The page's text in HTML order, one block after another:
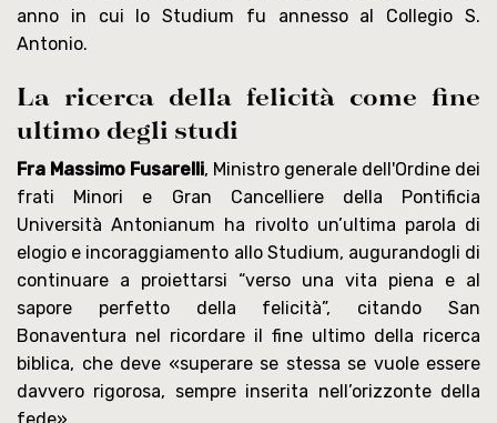
anno in cui lo Studium fu annesso al Collegio S.
Antonio.
La ricerca della felicità come fine
ultimo degli studi
Fra Massimo Fusarelli, Ministro generale dell'Ordine dei
frati Minori e Gran Cancelliere della Pontificia
Università Antonianum ha rivolto un’ultima parola di
elogio e incoraggiamento allo Studium, augurandogli di
continuare a proiettarsi “verso una vita piena e al
sapore perfetto della felicità”, citando San
Bonaventura nel ricordare il fine ultimo della ricerca
biblica, che deve «superare se stessa se vuole essere
davvero rigorosa, sempre inserita nell’orizzonte della